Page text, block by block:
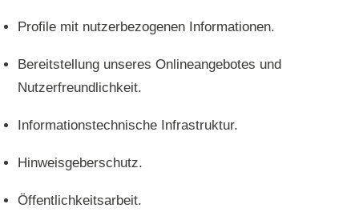
Profile mit nutzerbezogenen Informationen.
Bereitstellung unseres Onlineangebotes und
Nutzerfreundlichkeit.
Informationstechnische Infrastruktur.
Hinweisgeberschutz.
Öffentlichkeitsarbeit.